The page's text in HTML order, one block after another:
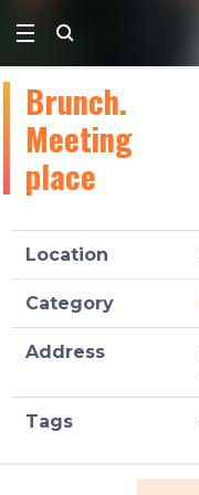
Brunch.
Meeting
place
Location
Category
Address
Tags